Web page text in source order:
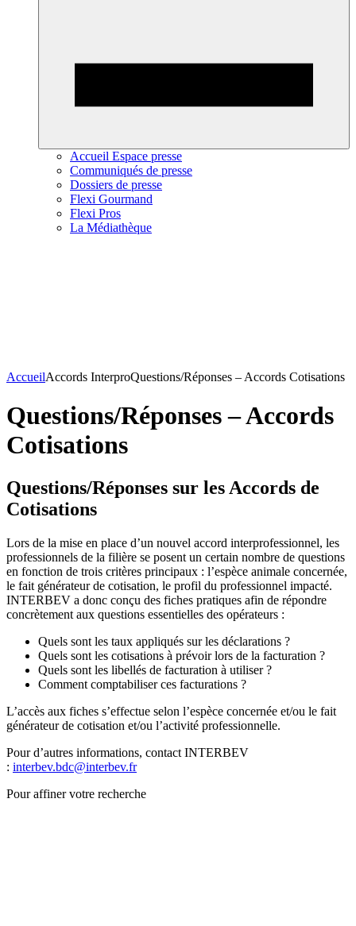
Accueil Espace presse
Communiqués de presse
Dossiers de presse
Flexi Gourmand
Flexi Pros
La Médiathèque
AccueilAccords InterproQuestions/Réponses – Accords Cotisations
Questions/Réponses – Accords
Cotisations
Questions/Réponses sur les Accords de
Cotisations
Lors de la mise en place d’un nouvel accord interprofessionnel, les
professionnels de la filière se posent un certain nombre de questions
en fonction de trois critères principaux : l’espèce animale concernée,
le fait générateur de cotisation, le profil du professionnel impacté.
INTERBEV a donc conçu des fiches pratiques afin de répondre
concrètement aux questions essentielles des opérateurs :
Quels sont les taux appliqués sur les déclarations ?
Quels sont les cotisations à prévoir lors de la facturation ?
Quels sont les libellés de facturation à utiliser ?
Comment comptabiliser ces facturations ?
L’accès aux fiches s’effectue selon l’espèce concernée et/ou le fait
générateur de cotisation et/ou l’activité professionnelle.
Pour d’autres informations, contact INTERBEV
: interbev.bdc@interbev.fr
Pour affiner votre recherche